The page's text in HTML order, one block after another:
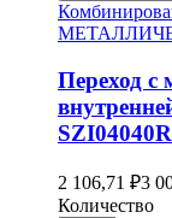
Переход с
2 106,71 ₽3
Количество